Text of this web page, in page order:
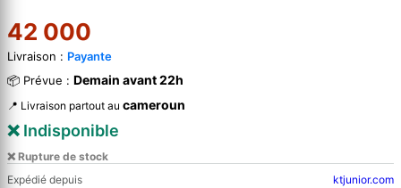
42 000
Livraison : Payante
📦 Prévue : Demain avant 22h
📍 Livraison partout au cameroun
❌ Indisponible
❌ Rupture de stock
Expédié depuis
ktjunior.com